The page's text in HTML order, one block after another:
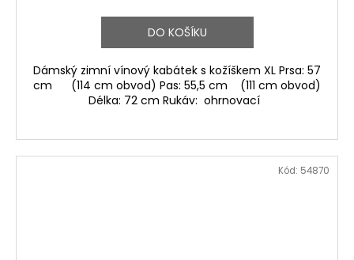
DO KOŠÍKU
Dámský zimní vínový kabátek s kožíškem XL Prsa: 57
cm (114 cm obvod) Pas: 55,5 cm (111 cm obvod)
Délka: 72 cm Rukáv: ohrnovací
Kód: 54870